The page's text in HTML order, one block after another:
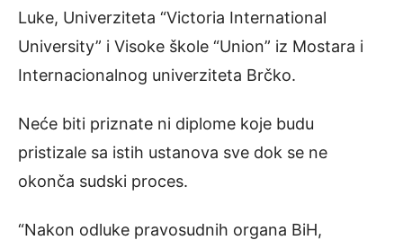
Luke, Univerziteta “Victoria International
University” i Visoke škole “Union” iz Mostara i
Internacionalnog univerziteta Brčko.
Neće biti priznate ni diplome koje budu
pristizale sa istih ustanova sve dok se ne
okonča sudski proces.
“Nakon odluke pravosudnih organa BiH,